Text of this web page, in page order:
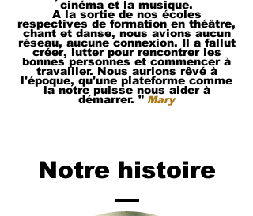
cinéma et la musique.
A la sortie de nos écoles
respectives de formation en théâtre,
chant et danse, nous avions aucun
réseau, aucune connexion. Il a fallut
créer, lutter pour rencontrer les
bonnes personnes et commencer à
travailler. Nous aurions rêvé à
l'époque, qu'une plateforme comme
la notre puisse nous aider à
démarrer. " Mary
Notre histoire